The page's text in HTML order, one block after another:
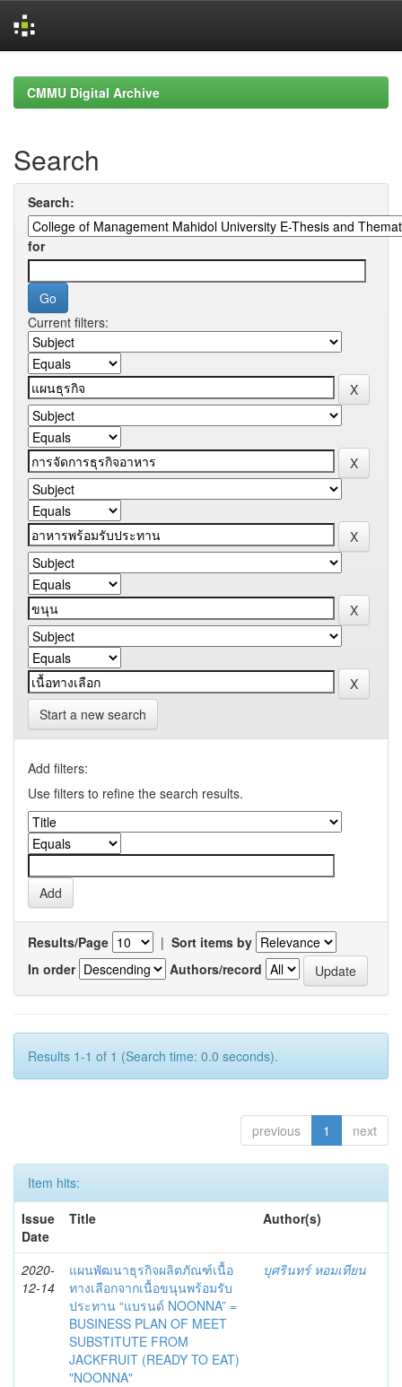
navigationCMMU Digital Archive
Search
Search:
for
Current filters:
Start a new search
Add filters:
Use filters to refine the search results.
Results/Page | Sort items by
In order
Authors/record
Results 1-1 of 1 (Search time: 0.0 seconds).
previous 1 next
Item hits:
Issue
Date
Title Author(s)
2020-
12-14
แผนพัฒนาธุรกิจผลิตภัณฑ์เนื้อ
ทางเลือกจากเนื้อขนุนพร้อมรับ
ประทาน “แบรนด์ NOONNA” =
BUSINESS PLAN OF MEET
SUBSTITUTE FROM
JACKFRUIT (READY TO EAT)
"NOONNA"
บุศรินทร์ หอมเทียน